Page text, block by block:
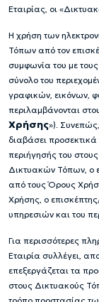
Εταιρίας, οι
Η χρήση των
Τόπων από τον
συμφωνία του με
σύνολο του
γραφικών, εικόνων,
περιλαμβάνονται
Χρήσης»).
διαβάσει
περιήγησής του
Δικτυακών Τόπων, ο
από τους Όρους
Χρήσης, ο
υπηρεσιών και του
Για περισσότερες
Εταιρία συλλέγει,
επεξεργάζεται τα
στους Δικτυακούς